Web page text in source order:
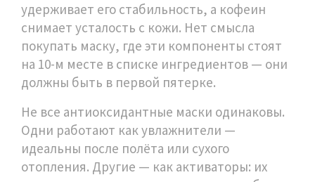
удерживает его стабильность, а кофеин
снимает усталость с кожи. Нет смысла
покупать маску, где эти компоненты стоят
на 10-м месте в списке ингредиентов — они
должны быть в первой пятерке.
Не все антиоксидантные маски одинаковы.
Одни работают как увлажнители —
идеальны после полёта или сухого
отопления. Другие — как активаторы: их